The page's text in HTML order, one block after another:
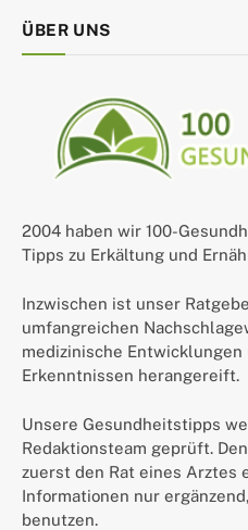
ÜBER UNS
2004 haben wir 100-
Tipps zu Erkältung und
Inzwischen ist unser
umfangreichen
medizinische
Erkenntnissen herangereift.
Unsere Gesundheitstipps
Redaktionsteam geprüft.
zuerst den Rat eines Arztes
Informationen nur
benutzen.